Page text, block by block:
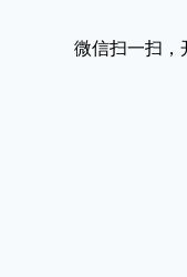
微信扫一扫，